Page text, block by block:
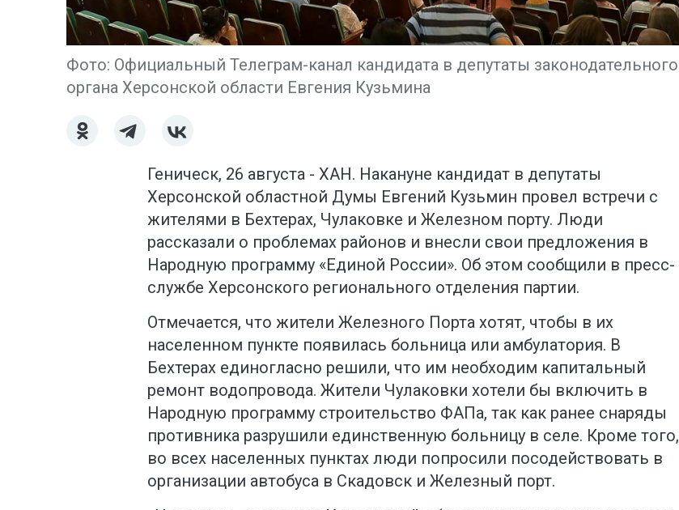
Фото: Официальный Телеграм-канал кандидата в депутаты законодательного
органа Херсонской области Евгения Кузьмина
Геническ, 26 августа - ХАН. Накануне кандидат в депутаты
Херсонской областной Думы Евгений Кузьмин провел встречи с
жителями в Бехтерах, Чулаковке и Железном порту. Люди
рассказали о проблемах районов и внесли свои предложения в
Народную программу «Единой России». Об этом сообщили в пресс-
службе Херсонского регионального отделения партии.
Отмечается, что жители Железного Порта хотят, чтобы в их
населенном пункте появилась больница или амбулатория. В
Бехтерах единогласно решили, что им необходим капитальный
ремонт водопровода. Жители Чулаковки хотели бы включить в
Народную программу строительство ФАПа, так как ранее снаряды
противника разрушили единственную больницу в селе. Кроме того,
во всех населенных пунктах люди попросили посодействовать в
организации автобуса в Скадовск и Железный порт.